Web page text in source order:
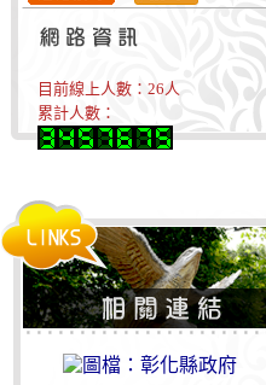
目前線上人數： 26人
累計人數：